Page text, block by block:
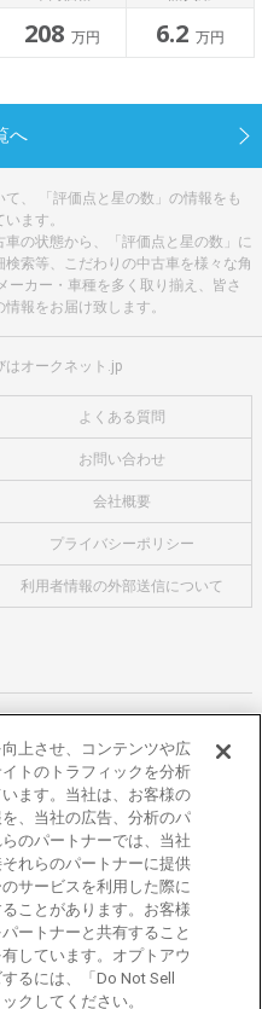
208 万円 6.2 万円
へ
、 「評価点と星の数」の情報をも
ます。
の状態から、「評価点と星の数」に
索等、こだわりの中古車を様々な角
ーカー・車種を多く取り揃え、皆さ
報をお届け致します。
はオークネット.jp
よくある質問
お問い合わせ
会社概要
プライバシーポリシー
利用者情報の外部送信について
ンタルバイク
301001105434号
クネット
INC.
はこちら
無料 お問い合わせ
上させ、コンテンツや広
トのトラフィックを分析
ます。当社は、お客様の
、当社の広告、分析のパ
のパートナーでは、当社
れらのパートナーに提供
サービスを利用した際に
ことがあります。お客様
ートナーと共有すること
しています。オプトアウ
るには、「Do Not Sell
クしてください。